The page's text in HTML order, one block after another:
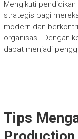
Mengikuti
strategis bagi
modern dan
organisasi. Dengan
dapat menjadi
Tips